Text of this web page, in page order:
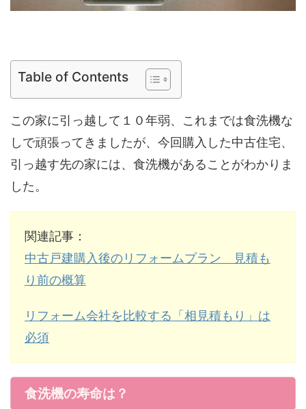
Table of Contents
この家に引っ越して１０年弱、これまでは食洗機な
しで頑張ってきましたが、今回購入した中古住宅、
引っ越す先の家には、食洗機があることがわかりま
した。
関連記事：
中古戸建購入後のリフォームプラン 見積も
り前の概算
リフォーム会社を比較する「相見積もり」は
必須
食洗機の寿命は？